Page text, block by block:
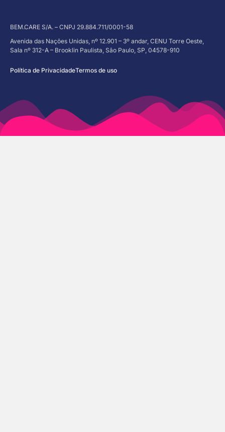
BEM.CARE S/A. – CNPJ 29.884.711/0001-58
Avenida das Nações Unidas, nº 12.901 – 3º andar, CENU Torre Oeste,
Sala nº 312-A – Brooklin Paulista, São Paulo, SP, 04578-910
Política de PrivacidadeTermos de uso